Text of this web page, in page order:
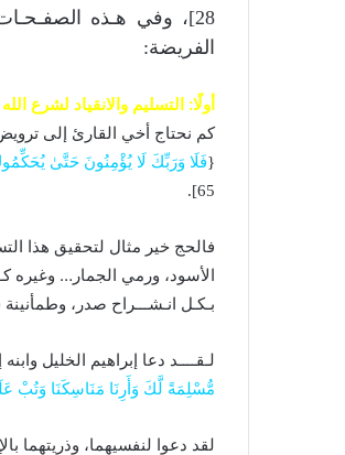
28]، وفي هـذه
الفريضة:
أولًا: التسليم والانقياد لشرع
كم نحتاج أخي القارئ إلى
{فَلَا وَرَبِّكَ لَا يُؤْمِنُونَ حَتَّىٰ
65].
فالحج خير مثال لتحقيق هذا
الأسود، ورمي الجمار… وغيره
بـكـل انـشـــراح صدر،
لـقــــد دعا إبراهيم الخليل
مُّسْلِمَةً لَّكَ وَأَرِنَا مَنَاسِكَنَا وَتُبْ
لقد دعوا لنفسيهما، وذريتهما